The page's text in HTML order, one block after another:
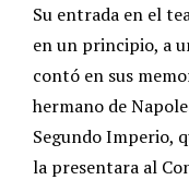
Su entrada en el
en un principio, a
contó en sus
hermano de
Segundo Imperio,
la presentara al